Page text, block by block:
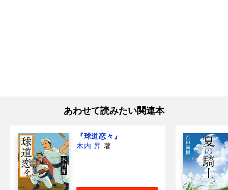
あわせて読みたい関連本
『球道恋々』
木内 昇 著